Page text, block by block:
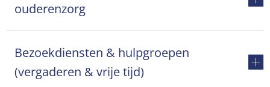
ouderenzorg
Bezoekdiensten & hulpgroepen
(vergaderen & vrije tijd)